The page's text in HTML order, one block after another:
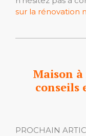
sur la rénovation
Maison
conseils
PROCHAIN